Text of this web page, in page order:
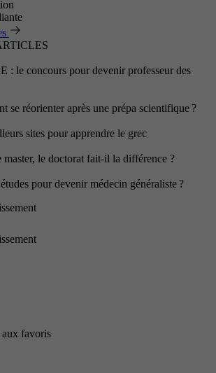
: le concours pour devenir professeur des
se réorienter après une prépa scientifique ?
sites pour apprendre le grec
master, le doctorat fait-il la différence ?
pour devenir médecin généraliste ?
aux favoris